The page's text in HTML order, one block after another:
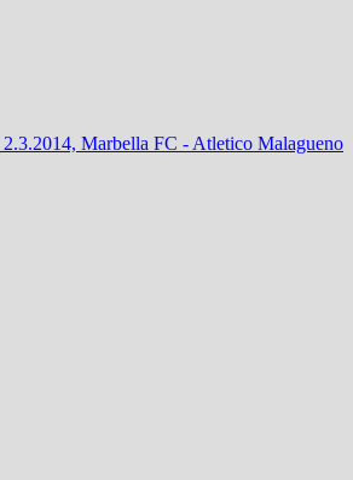
Marbella FC - Atletico Malagueno